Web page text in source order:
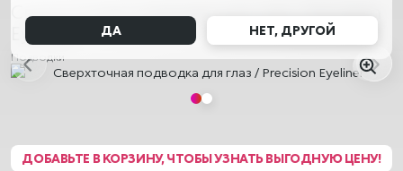
ДА НЕТ, ДРУГОЙ
Сверхточная подводка для глаз / Precision
Eyeliner
Подводки
ДОБАВЬТЕ В КОРЗИНУ, ЧТОБЫ УЗНАТЬ ВЫГОДНУЮ ЦЕНУ!